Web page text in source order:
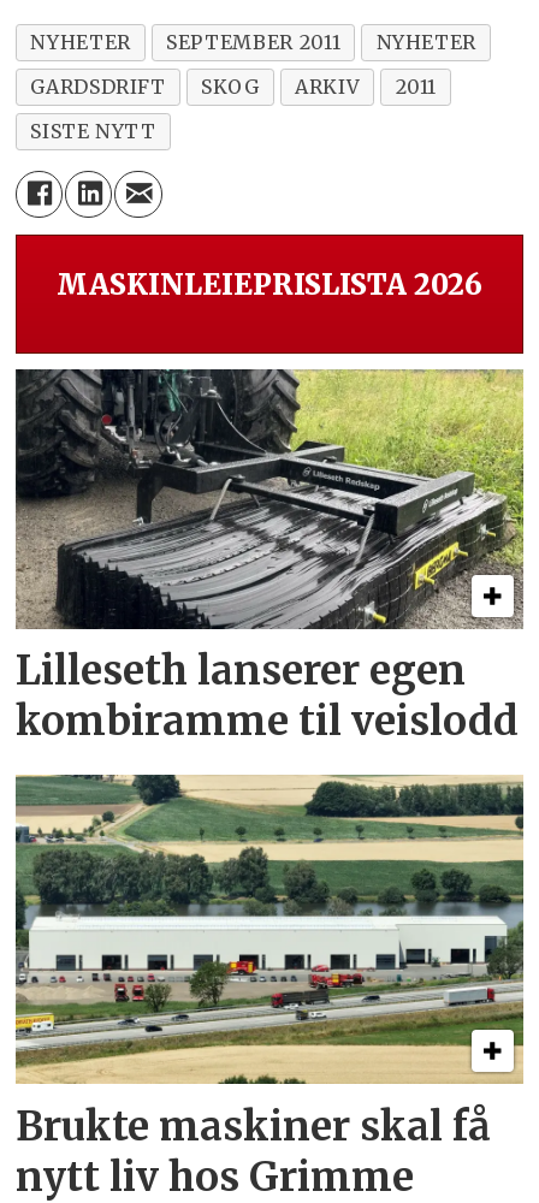
NYHETER SEPTEMBER 2011
NYHETER
GARDSDRIFT
SKOG ARKIV
2011
SISTE NYTT
MASKINLEIEPRISLISTA 2026
Lilleseth lanserer egen
kombi­ramme til veislodd
Brukte maskiner skal få
nytt liv hos Grimme